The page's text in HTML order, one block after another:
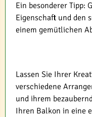
Ein besonderer Tipp:
Eigenschaft und den
einem gemütlichen
Lassen Sie Ihrer
verschiedene
und ihrem
Ihren Balkon in eine